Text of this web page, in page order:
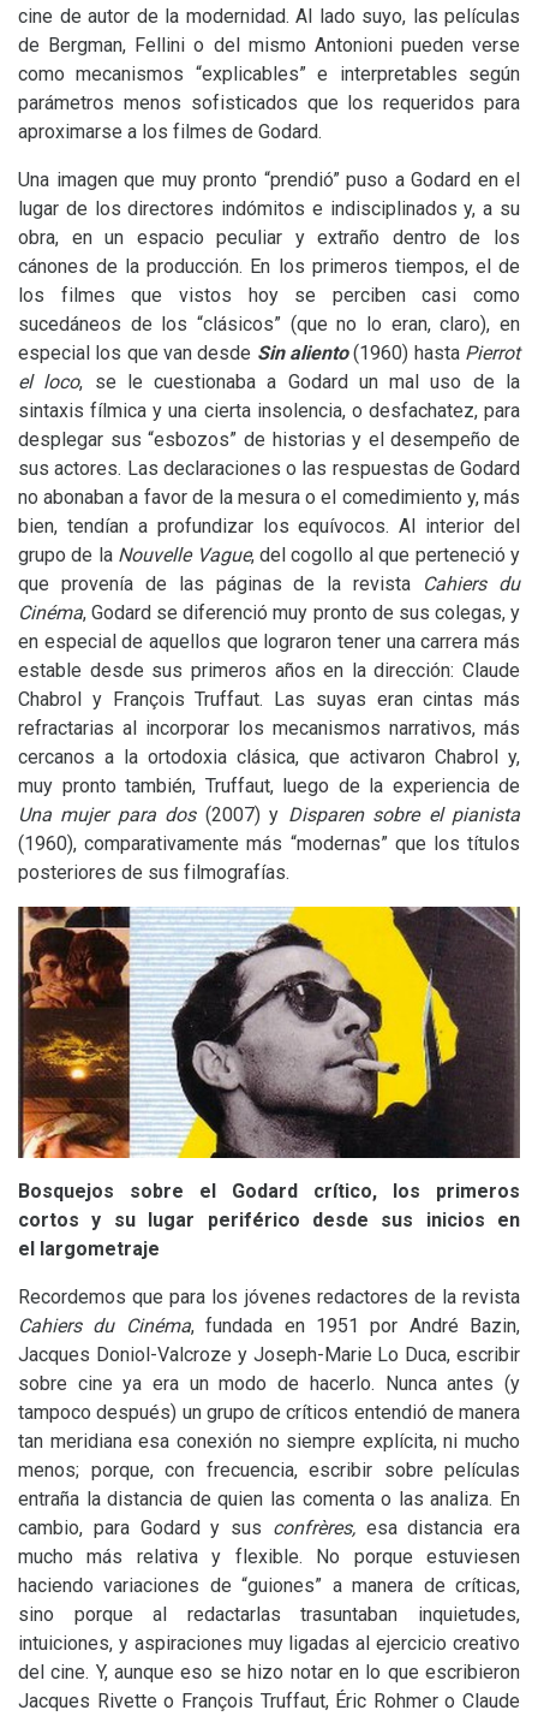
cine de autor de la modernidad. Al lado suyo, las películas
de Bergman, Fellini o del mismo Antonioni pueden verse
como mecanismos “explicables” e interpretables según
parámetros menos sofisticados que los requeridos para
aproximarse a los filmes de Godard.
Una imagen que muy pronto “prendió” puso a Godard en el
lugar de los directores indómitos e indisciplinados y, a su
obra, en un espacio peculiar y extraño dentro de los
cánones de la producción. En los primeros tiempos, el de
los filmes que vistos hoy se perciben casi como
sucedáneos de los “clásicos” (que no lo eran, claro), en
especial los que van desde Sin aliento(1960) hasta Pierrot
el loco, se le cuestionaba a Godard un mal uso de la
sintaxis fílmica y una cierta insolencia, o desfachatez, para
desplegar sus “esbozos” de historias y el desempeño de
sus actores. Las declaraciones o las respuestas de Godard
no abonaban a favor de la mesura o el comedimiento y, más
bien, tendían a profundizar los equívocos. Al interior del
grupo de la Nouvelle Vague, del cogollo al que perteneció y
que provenía de las páginas de la revista Cahiers du
Cinéma, Godard se diferenció muy pronto de sus colegas, y
en especial de aquellos que lograron tener una carrera más
estable desde sus primeros años en la dirección: Claude
Chabrol y François Truffaut. Las suyas eran cintas más
refractarias al incorporar los mecanismos narrativos, más
cercanos a la ortodoxia clásica, que activaron Chabrol y,
muy pronto también, Truffaut, luego de la experiencia de
Una mujer para dos (2007) y Disparen sobre el pianista
(1960), comparativamente más “modernas” que los títulos
posteriores de sus filmografías.
Bosquejos sobre el Godard crítico, los primeros
cortos y su lugar periférico desde sus inicios en
el largometraje
Recordemos que para los jóvenes redactores de la revista
Cahiers du Cinéma, fundada en 1951 por André Bazin,
Jacques Doniol-Valcroze y Joseph-Marie Lo Duca, escribir
sobre cine ya era un modo de hacerlo. Nunca antes (y
tampoco después) un grupo de críticos entendió de manera
tan meridiana esa conexión no siempre explícita, ni mucho
menos; porque, con frecuencia, escribir sobre películas
entraña la distancia de quien las comenta o las analiza. En
cambio, para Godard y sus confrères, esa distancia era
mucho más relativa y flexible. No porque estuviesen
haciendo variaciones de “guiones” a manera de críticas,
sino porque al redactarlas trasuntaban inquietudes,
intuiciones, y aspiraciones muy ligadas al ejercicio creativo
del cine. Y, aunque eso se hizo notar en lo que escribieron
Jacques Rivette o François Truffaut, Éric Rohmer o Claude